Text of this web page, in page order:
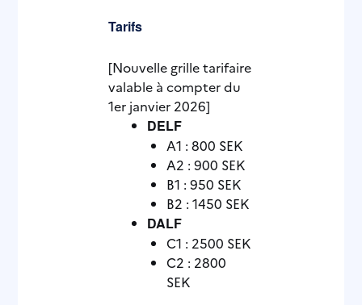
Tarifs
[Nouvelle grille tarifaire
valable à compter du
1er janvier 2026]
DELF
A1 : 800 SEK
A2 : 900 SEK
B1 : 950 SEK
B2 : 1450 SEK
DALF
C1 : 2500 SEK
C2 : 2800
SEK